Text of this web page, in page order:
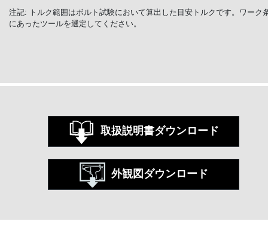
注記: トルク範囲はボルト試験において算出した目安トルクです。ワーク
にあったツールを選定してください。
取扱説明書ダウンロード
外観図ダウンロード